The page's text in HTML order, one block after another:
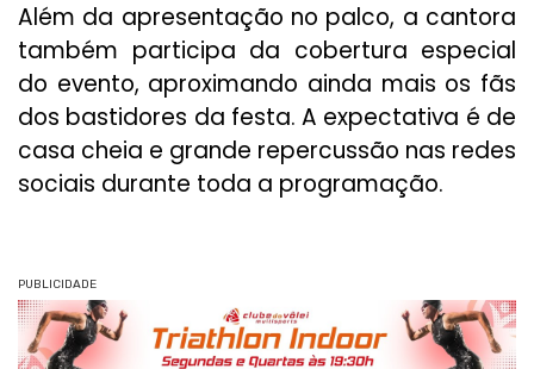
Além da apresentação no palco, a cantora
também participa da cobertura especial
do evento, aproximando ainda mais os fãs
dos bastidores da festa. A expectativa é de
casa cheia e grande repercussão nas redes
sociais durante toda a programação.
PUBLICIDADE